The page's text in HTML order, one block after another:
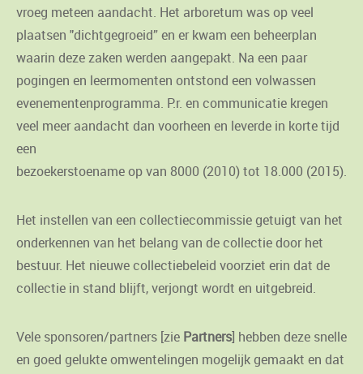
vroeg meteen aandacht. Het arboretum was op veel
plaatsen "dichtgegroeid” en er kwam een beheerplan
waarin deze zaken werden aangepakt. Na een paar
pogingen en leermomenten ontstond een volwassen
evenementenprogramma. P.r. en communicatie kregen
veel meer aandacht dan voorheen en leverde in korte tijd
een
bezoekerstoename op van 8000 (2010) tot 18.000 (2015).
Het instellen van een collectiecommissie getuigt van het
onderkennen van het belang van de collectie door het
bestuur. Het nieuwe collectiebeleid voorziet erin dat de
collectie in stand blijft, verjongt wordt en uitgebreid.
Vele sponsoren/partners [zie Partners] hebben deze snelle
en goed gelukte omwentelingen mogelijk gemaakt en dat